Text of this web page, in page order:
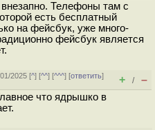
Телефоны там с
есть бесплатный
на фейсбук, уже много-
фейсбук является
2025 [^] [^^] [^^^] [ответить]
+ / –
что ядрышко в